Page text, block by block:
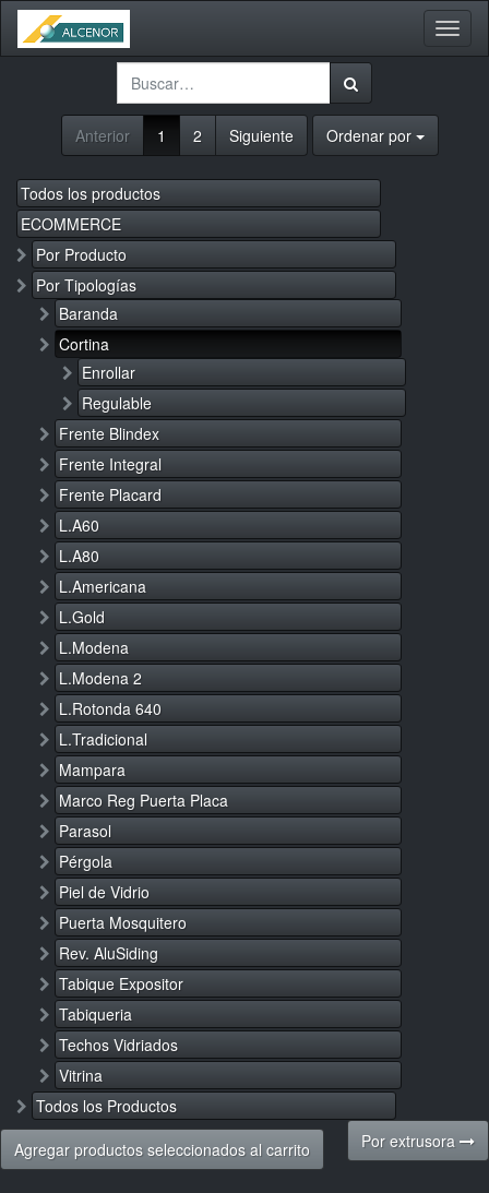
Anterior 1 2 Siguiente Ordenar por
Todos los productos
ECOMMERCE
Por Producto
Por Tipologías
Baranda
Cortina
Enrollar
Regulable
Frente Blindex
Frente Integral
Frente Placard
L.A60
L.A80
L.Americana
L.Gold
L.Modena
L.Modena 2
L.Rotonda 640
L.Tradicional
Mampara
Marco Reg Puerta Placa
Parasol
Pérgola
Piel de Vidrio
Puerta Mosquitero
Rev. AluSiding
Tabique Expositor
Tabiqueria
Techos Vidriados
Vitrina
Todos los Productos
Agregar productos seleccionados al carrito
Por extrusora